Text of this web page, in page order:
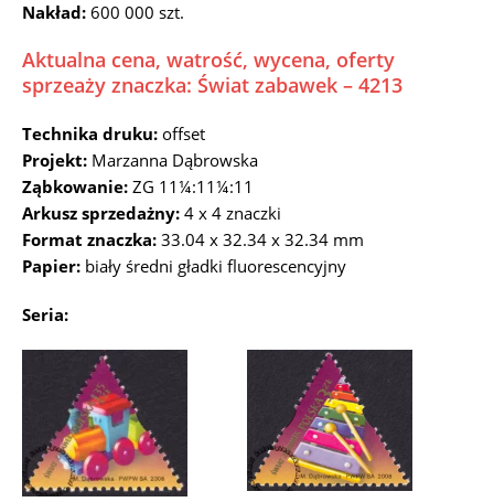
Nakład: 600 000 szt.
Aktualna cena, watrość, wycena, oferty
sprzeaży znaczka: Świat zabawek – 4213
Technika druku: offset
Projekt: Marzanna Dąbrowska
Ząbkowanie: ZG 11¼:11¼:11
Arkusz sprzedażny: 4 x 4 znaczki
Format znaczka: 33.04 x 32.34 x 32.34 mm
Papier: biały średni gładki fluorescencyjny
Seria: